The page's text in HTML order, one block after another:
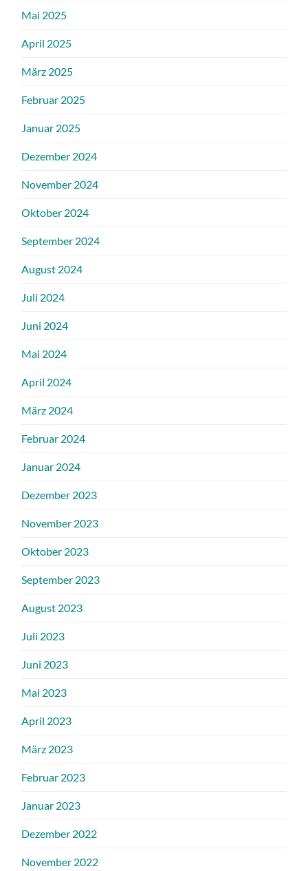
Mai 2025
April 2025
März 2025
Februar 2025
Januar 2025
Dezember 2024
November 2024
Oktober 2024
September 2024
August 2024
Juli 2024
Juni 2024
Mai 2024
April 2024
März 2024
Februar 2024
Januar 2024
Dezember 2023
November 2023
Oktober 2023
September 2023
August 2023
Juli 2023
Juni 2023
Mai 2023
April 2023
März 2023
Februar 2023
Januar 2023
Dezember 2022
November 2022